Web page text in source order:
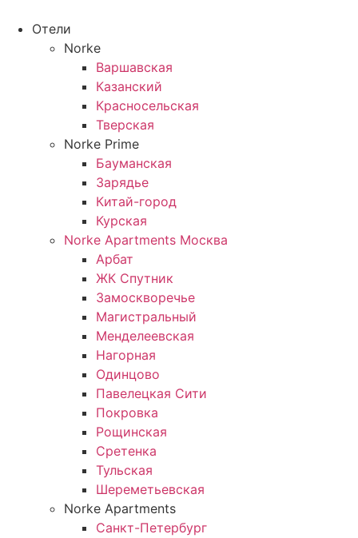
содержимому
Отели
Norke
Варшавская
Казанский
Красносельская
Тверская
Norke Prime
Бауманская
Зарядье
Китай-город
Курская
Norke Apartments Москва
Арбат
ЖК Спутник
Замоскворечье
Магистральный
Менделеевская
Нагорная
Одинцово
Павелецкая Сити
Покровка
Рощинская
Сретенка
Тульская
Шереметьевская
Norke Apartments
Санкт-Петербург